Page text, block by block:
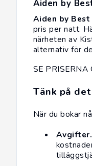
Aiden by
Aiden by
pris per natt.
närheten av
alternativ för
SE PRISERNA
Tänk på
När du bokar
Avgifter.